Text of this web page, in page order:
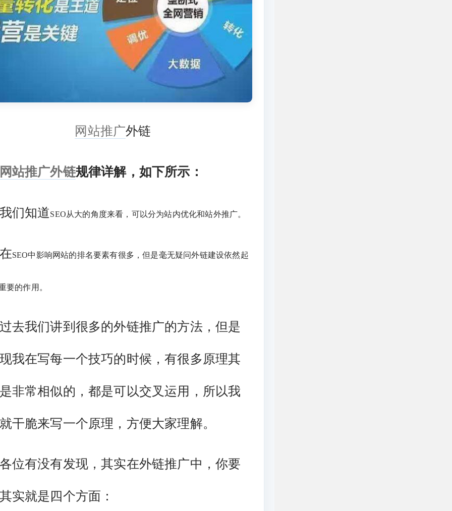
网站推广外链
站推广外链规律详解，如下所示：
知道SEO从大的角度来看，可以分为站内优化和站外推广。
SEO中影响网站的排名要素有很多，但是毫无疑问外链建设依然起
要的作用。
们讲到很多的外链推广的方法，但是
我在写每一个技巧的时候，有很多原理其
非常相似的，都是可以交叉运用，所以我
干脆来写一个原理，方便大家理解。
没有发现，其实在外链推广中，你要
实就是四个方面：